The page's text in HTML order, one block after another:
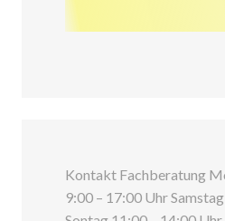
Kontakt Fachberatung
9:00 – 17:00 Uhr